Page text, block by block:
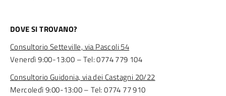
DOVE SI TROVANO?
Consultorio Setteville, via Pascoli 54
Venerdì 9:00-13:00 – Tel: 0774 779 104
Consultorio Guidonia, via dei Castagni 20/22
Mercoledì 9:00-13:00 – Tel: 0774 77 910